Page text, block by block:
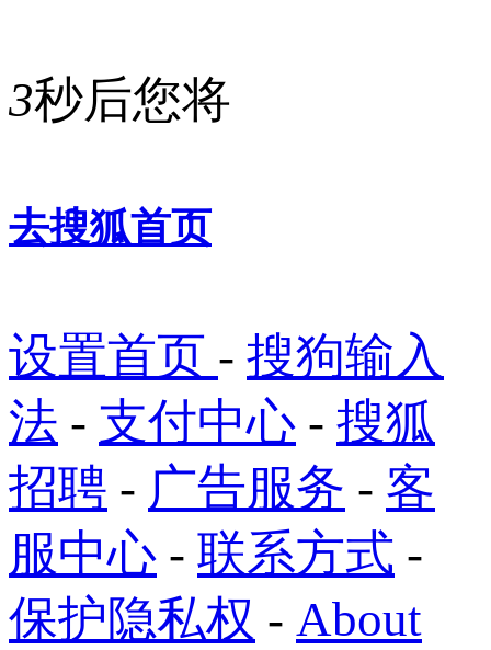
3秒后您将
去搜狐首页
设置首页 - 搜狗输入
法 - 支付中心 - 搜狐
招聘 - 广告服务 - 客
服中心 - 联系方式 -
保护隐私权 - About